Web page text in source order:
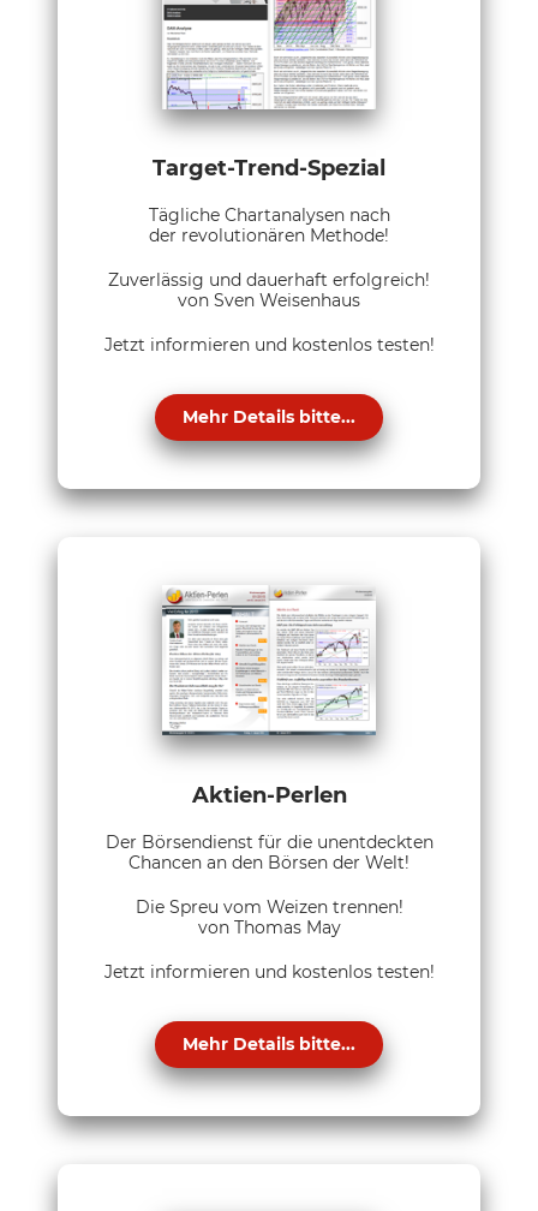
Target-Trend-Spezial
Tägliche Chartanalysen nach
der revolutionären Methode!
Zuverlässig und dauerhaft erfolgreich!
von Sven Weisenhaus
Jetzt informieren und kostenlos testen!
Mehr Details bitte...
Aktien-Perlen
Der Börsendienst für die unentdeckten
Chancen an den Börsen der Welt!
Die Spreu vom Weizen trennen!
von Thomas May
Jetzt informieren und kostenlos testen!
Mehr Details bitte...